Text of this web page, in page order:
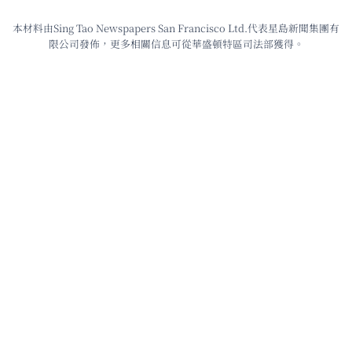
本材料由Sing Tao Newspapers San Francisco Ltd.代表星島新聞集團有
限公司發佈，更多相關信息可從華盛頓特區司法部獲得。